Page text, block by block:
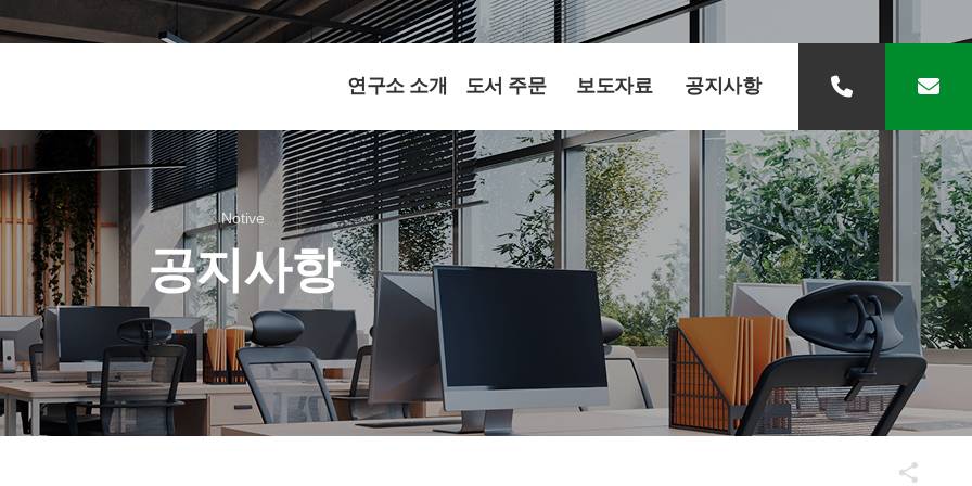
연구소 소개 도서 주문 보도자료 공지사항
Notive
공지사항